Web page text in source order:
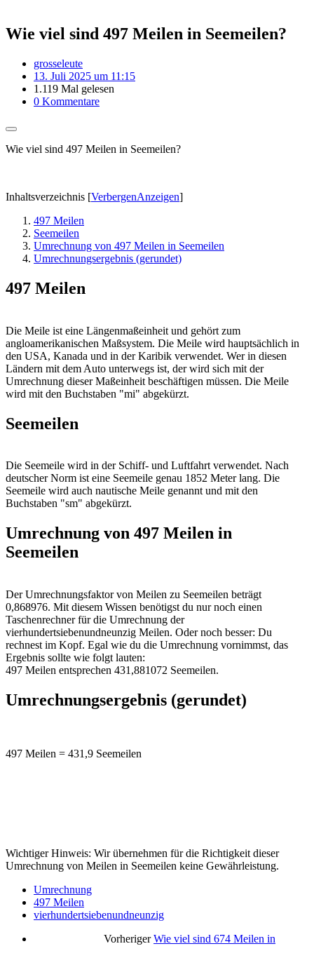
Wie viel sind 497 Meilen in Seemeilen?
grosseleute
13. Juli 2025 um 11:15
1.119 Mal gelesen
0 Kommentare
Wie viel sind 497 Meilen in Seemeilen?
Inhaltsverzeichnis [VerbergenAnzeigen]
497 Meilen
Seemeilen
Umrechnung von 497 Meilen in Seemeilen
Umrechnungsergebnis (gerundet)
497 Meilen
Die Meile ist eine Längenmaßeinheit und gehört zum
angloamerikanischen Maßsystem. Die Meile wird hauptsächlich in
den USA, Kanada und in der Karibik verwendet. Wer in diesen
Ländern mit dem Auto unterwegs ist, der wird sich mit der
Umrechnung dieser Maßeinheit beschäftigen müssen. Die Meile
wird mit den Buchstaben "mi" abgekürzt.
Seemeilen
Die Seemeile wird in der Schiff- und Luftfahrt verwendet. Nach
deutscher Norm ist eine Seemeile genau 1852 Meter lang. Die
Seemeile wird auch nautische Meile genannt und mit den
Buchstaben "sm" abgekürzt.
Umrechnung von 497 Meilen in
Seemeilen
Der Umrechnungsfaktor von Meilen zu Seemeilen beträgt
0,868976. Mit diesem Wissen benötigst du nur noch einen
Taschenrechner für die Umrechnung der
vierhundertsiebenundneunzig Meilen. Oder noch besser: Du
rechnest im Kopf. Egal wie du die Umrechnung vornimmst, das
Ergebnis sollte wie folgt lauten:
497 Meilen entsprechen 431,881072 Seemeilen.
Umrechnungsergebnis (gerundet)
497 Meilen = 431,9 Seemeilen
Wichtiger Hinweis: Wir übernehmen für die Richtigkeit dieser
Umrechnung von Meilen in Seemeilen keine Gewährleistung.
Umrechnung
497 Meilen
vierhundertsiebenundneunzig
Vorheriger Wie viel sind 674 Meilen in